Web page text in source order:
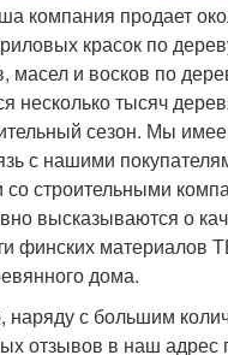
компания продает
красок по
масел и восков по
несколько тысяч
сезон. Мы
с нашими
со строительными
высказываются о
финских материалов
дома.
наряду с большим
отзывов в наш адрес